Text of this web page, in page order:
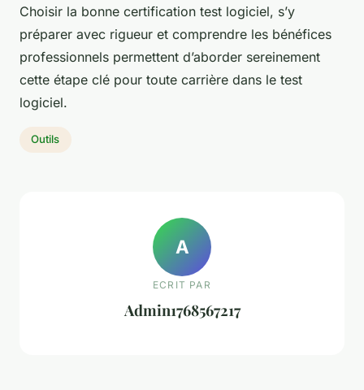
Choisir la bonne certification test logiciel, s’y
préparer avec rigueur et comprendre les bénéfices
professionnels permettent d’aborder sereinement
cette étape clé pour toute carrière dans le test
logiciel.
Outils
A
ECRIT PAR
Admin1768567217